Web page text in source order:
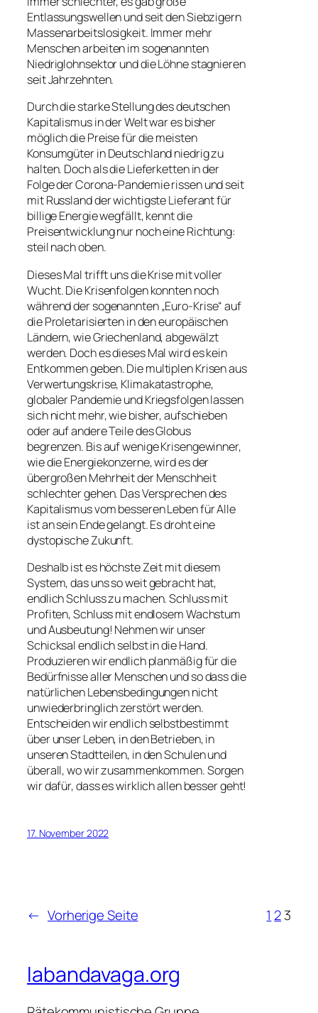
Entlassungswellen und seit den Siebzigern
Massenarbeitslosigkeit. Immer mehr
Menschen arbeiten im sogenannten
Niedriglohnsektor und die Löhne stagnieren
seit Jahrzehnten.
Durch die starke Stellung des deutschen
Kapitalismus in der Welt war es bisher
möglich die Preise für die meisten
Konsumgüter in Deutschland niedrig zu
halten. Doch als die Lieferketten in der
Folge der Corona-Pandemie rissen und seit
mit Russland der wichtigste Lieferant für
billige Energie wegfällt, kennt die
Preisentwicklung nur noch eine Richtung:
steil nach oben.
Dieses Mal trifft uns die Krise mit voller
Wucht. Die Krisenfolgen konnten noch
während der sogenannten „Euro-Krise“ auf
die Proletarisierten in den europäischen
Ländern, wie Griechenland, abgewälzt
werden. Doch es dieses Mal wird es kein
Entkommen geben. Die multiplen Krisen aus
Verwertungskrise, Klimakatastrophe,
globaler Pandemie und Kriegsfolgen lassen
sich nicht mehr, wie bisher, aufschieben
oder auf andere Teile des Globus
begrenzen. Bis auf wenige Krisengewinner,
wie die Energiekonzerne, wird es der
übergroßen Mehrheit der Menschheit
schlechter gehen. Das Versprechen des
Kapitalismus vom besseren Leben für Alle
ist an sein Ende gelangt. Es droht eine
dystopische Zukunft.
Deshalb ist es höchste Zeit mit diesem
System, das uns so weit gebracht hat,
endlich Schluss zu machen. Schluss mit
Profiten, Schluss mit endlosem Wachstum
und Ausbeutung! Nehmen wir unser
Schicksal endlich selbst in die Hand.
Produzieren wir endlich planmäßig für die
Bedürfnisse aller Menschen und so dass die
natürlichen Lebensbedingungen nicht
unwiederbringlich zerstört werden.
Entscheiden wir endlich selbstbestimmt
über unser Leben, in den Betrieben, in
unseren Stadtteilen, in den Schulen und
überall, wo wir zusammenkommen. Sorgen
wir dafür, dass es wirklich allen besser geht!
17. November 2022
← Vorherige Seite 1 23
labandavaga.org